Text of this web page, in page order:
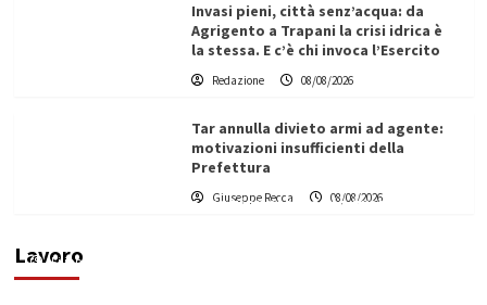
Invasi pieni, città senz’acqua: da
Agrigento a Trapani la crisi idrica è
la stessa. E c’è chi invoca l’Esercito
Redazione 08/08/2026
Tar annulla divieto armi ad agente:
motivazioni insufficienti della
Prefettura
Giuseppe Recca 08/08/2026
Lavoro
L’ingegnere saccense Buscarnera partner chiave
di un progetto transnazionale per la transizione
Filippo Cardinale